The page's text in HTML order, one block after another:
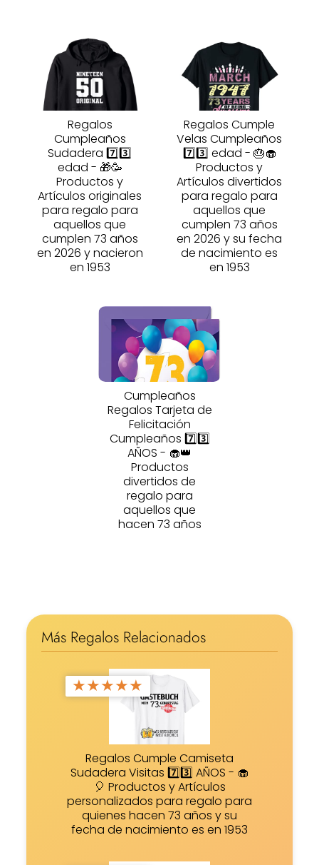
Regalos
Cumpleaños
Sudadera 7️⃣3️⃣
edad - 🎁🥳
Productos y
Artículos originales
para regalo para
aquellos que
cumplen 73 años
en 2026 y nacieron
en 1953
Regalos Cumple
Velas Cumpleaños
7️⃣3️⃣ edad - 🎂🧁
Productos y
Artículos divertidos
para regalo para
aquellos que
cumplen 73 años
en 2026 y su fecha
de nacimiento es
en 1953
Cumpleaños
Regalos Tarjeta de
Felicitación
Cumpleaños 7️⃣3️⃣
AÑOS - 🧁👑
Productos
divertidos de
regalo para
aquellos que
hacen 73 años
Más Regalos Relacionados
★★★★★
Regalos Cumple Camiseta
Sudadera Visitas 7️⃣3️⃣ AÑOS - 🧁
🎈 Productos y Artículos
personalizados para regalo para
quienes hacen 73 años y su
fecha de nacimiento es en 1953